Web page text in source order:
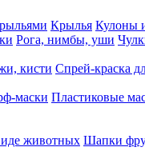
Крылья Кулоны
Рога, нимбы, уши
кисти Спрей-краска
маски Пластиковые
животных Шапки